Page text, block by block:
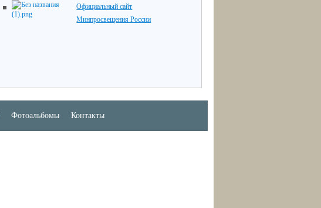
Официальный сайт
Минпросвещения России
Фотоальбомы Контакты